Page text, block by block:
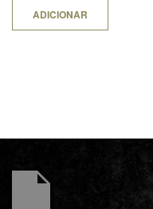
ADICIONAR